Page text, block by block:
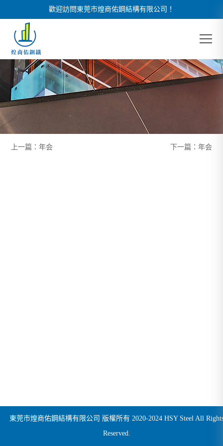
歡迎訪問東莞市煌商佑鋼結構有限公司！
上一篇：年会 下一篇： 年会
東莞市煌商佑鋼結構有限公司 版權所有 2020-2024 HSY Steel All
Reserved.